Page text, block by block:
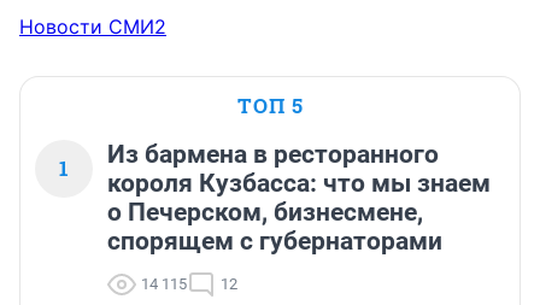
Новости СМИ2
ТОП 5
1
Из бармена в ресторанного
короля Кузбасса: что мы знаем
о Печерском, бизнесмене,
спорящем с губернаторами
14 115 12